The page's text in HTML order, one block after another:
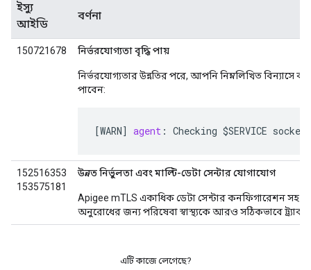
ইস্যু
আইডি
বর্ণনা
150721678 নির্ভরযোগ্যতা বৃদ্ধি পায়
নির্ভরযোগ্যতার উন্নতির পরে, আপনি নিম্নলিখিত বিন্যাসে
পাবেন:
[WARN] agent : Checking $SERVICE socket
152516353
153575181
উন্নত নির্ভুলতা এবং মাল্টি-ডেটা সেন্টার যোগাযোগ
Apigee mTLS একাধিক ডেটা সেন্টার কনফিগারেশন সহ
অনুরোধের জন্য পরিষেবা স্বাস্থ্যকে আরও সঠিকভাবে ট্র্যাক
এটি কাজে লেগেছে?